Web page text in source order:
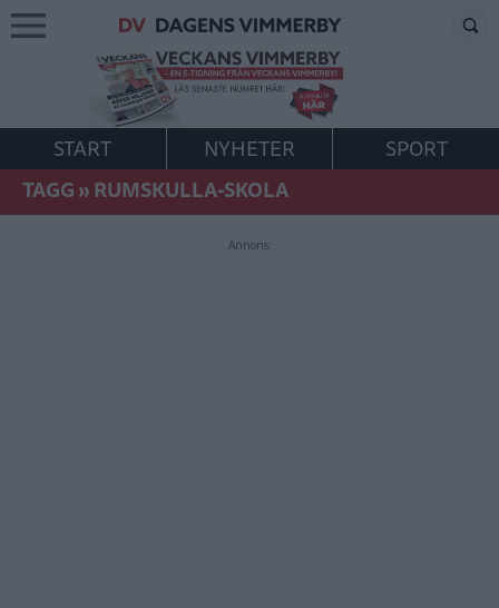
START NYHETER
SPORT
TAGG»RUMSKULLA-SKOLA
Annons: